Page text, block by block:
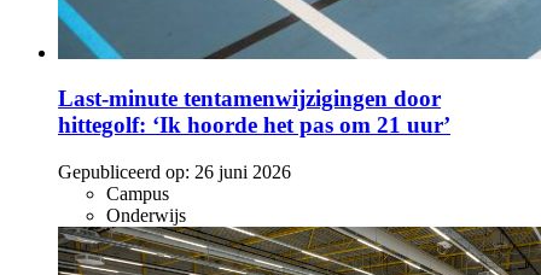
Last-minute tentamenwijzigingen door
hittegolf: ‘Ik hoorde het pas om 21 uur’
Gepubliceerd op: 26 juni 2026
Campus
Onderwijs